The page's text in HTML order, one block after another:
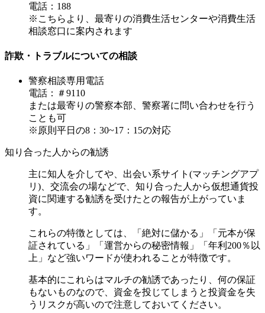
電話：188
※こちらより、最寄りの消費生活センターや消費生活
相談窓口に案内されます
詐欺・トラブルについての相談
警察相談専用電話
電話：＃9110
または最寄りの警察本部、警察署に問い合わせを行う
ことも可
※原則平日の8：30~17：15の対応
知り合った人からの勧誘
主に知人を介してや、出会い系サイト(マッチングアプ
リ)、交流会の場などで、知り合った人から仮想通貨投
資に関連する勧誘を受けたとの報告が上がっていま
す。
これらの特徴としては、「絶対に儲かる」「元本が保
証されている」「運営からの秘密情報」「年利200％以
上」など強いワードが使われることが特徴です。
基本的にこれらはマルチの勧誘であったり、何の保証
もないものなので、資金を投じてしまうと投資金を失
うリスクが高いので注意しておいてください。